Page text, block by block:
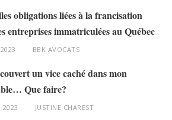
obligations liées à la francisation
entreprises immatriculées au Québec
BBK AVOCATS
un vice caché dans mon
Que faire?
2023 JUSTINE CHAREST